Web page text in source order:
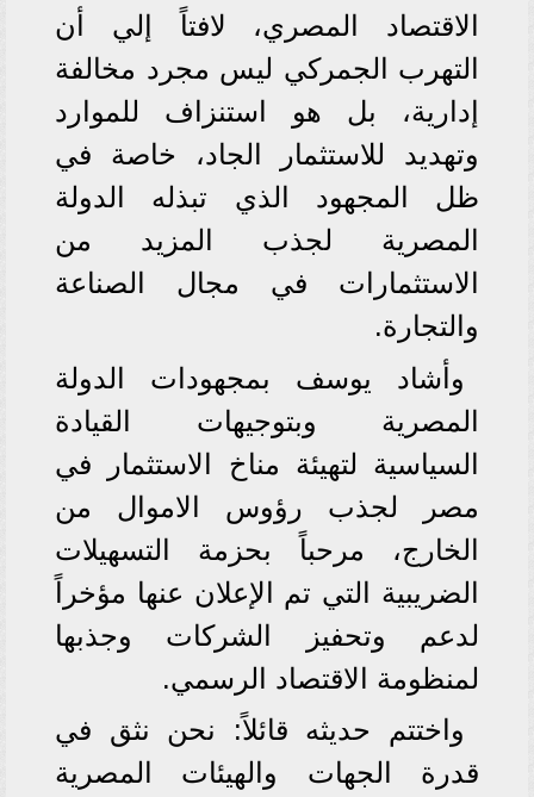
الاقتصاد المصري، لافتاً إلي أن
التهرب الجمركي ليس مجرد مخالفة
إدارية، بل هو استنزاف للموارد
وتهديد للاستثمار الجاد، خاصة في
ظل المجهود الذي تبذله الدولة
المصرية لجذب المزيد من
الاستثمارات في مجال الصناعة
والتجارة.
وأشاد يوسف بمجهودات الدولة
المصرية وبتوجيهات القيادة
السياسية لتهيئة مناخ الاستثمار في
مصر لجذب رؤوس الاموال من
الخارج، مرحباً بحزمة التسهيلات
الضريبية التي تم الإعلان عنها مؤخراً
لدعم وتحفيز الشركات وجذبها
لمنظومة الاقتصاد الرسمي.
واختتم حديثه قائلاً: نحن نثق في
قدرة الجهات والهيئات المصرية